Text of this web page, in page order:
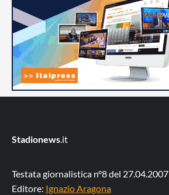
Stadionews.it
Testata giornalistica n°8 del 27.04.2007
Editore: Ignazio Aragona